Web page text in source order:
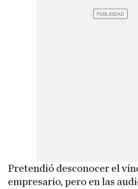
Pretendió desconocer el
empresario, pero en las